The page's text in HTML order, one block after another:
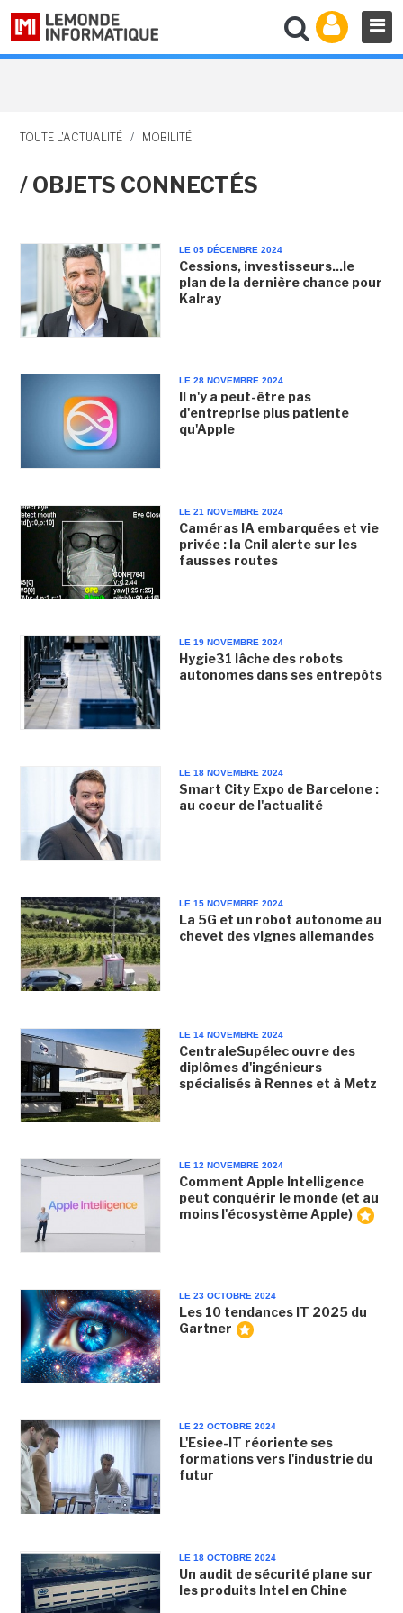
TOUTE L'ACTUALITÉ / MOBILITÉ
/ OBJETS CONNECTÉS
LE 05 DÉCEMBRE 2024
Cessions, investisseurs...le
plan de la dernière chance pour
Kalray
LE 28 NOVEMBRE 2024
Il n'y a peut-être pas
d'entreprise plus patiente
qu'Apple
LE 21 NOVEMBRE 2024
Caméras IA embarquées et vie
privée : la Cnil alerte sur les
fausses routes
LE 19 NOVEMBRE 2024
Hygie31 lâche des robots
autonomes dans ses entrepôts
LE 18 NOVEMBRE 2024
Smart City Expo de Barcelone :
au coeur de l'actualité
LE 15 NOVEMBRE 2024
La 5G et un robot autonome au
chevet des vignes allemandes
LE 14 NOVEMBRE 2024
CentraleSupélec ouvre des
diplômes d'ingénieurs
spécialisés à Rennes et à Metz
LE 12 NOVEMBRE 2024
Comment Apple Intelligence
peut conquérir le monde (et au
moins l'écosystème Apple)
LE 23 OCTOBRE 2024
Les 10 tendances IT 2025 du
Gartner
LE 22 OCTOBRE 2024
L'Esiee-IT réoriente ses
formations vers l'industrie du
futur
LE 18 OCTOBRE 2024
Un audit de sécurité plane sur
les produits Intel en Chine